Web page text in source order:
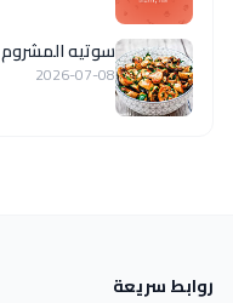
سوتيه المشروم
2026-07-08
روابط سريعة